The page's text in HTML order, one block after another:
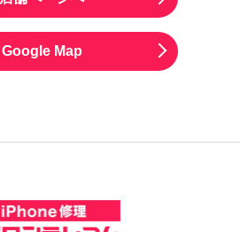
Google Map